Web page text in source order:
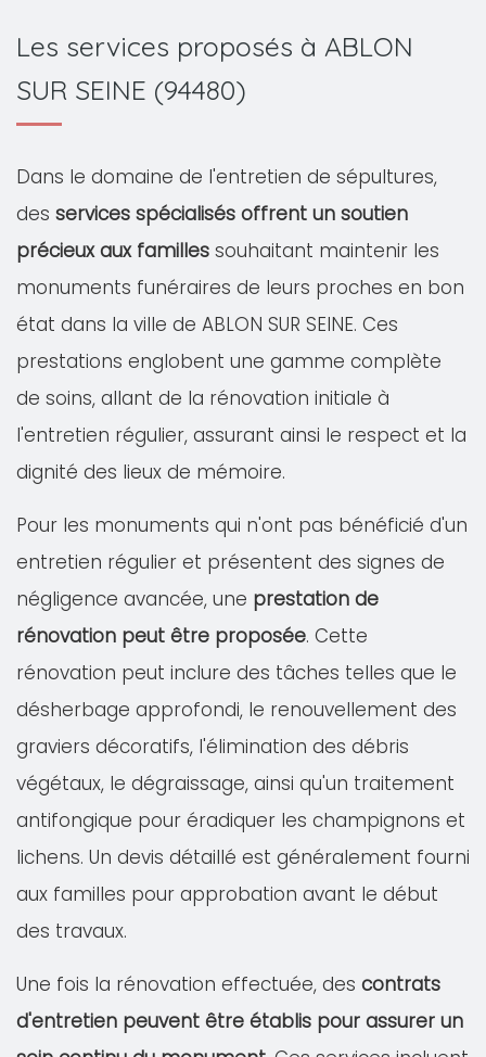
Les services proposés à ABLON
SUR SEINE (94480)
Dans le domaine de l'entretien de sépultures,
des services spécialisés offrent un soutien
précieux aux familles souhaitant maintenir les
monuments funéraires de leurs proches en bon
état dans la ville de ABLON SUR SEINE. Ces
prestations englobent une gamme complète
de soins, allant de la rénovation initiale à
l'entretien régulier, assurant ainsi le respect et la
dignité des lieux de mémoire.
Pour les monuments qui n'ont pas bénéficié d'un
entretien régulier et présentent des signes de
négligence avancée, une prestation de
rénovation peut être proposée. Cette
rénovation peut inclure des tâches telles que le
désherbage approfondi, le renouvellement des
graviers décoratifs, l'élimination des débris
végétaux, le dégraissage, ainsi qu'un traitement
antifongique pour éradiquer les champignons et
lichens. Un devis détaillé est généralement fourni
aux familles pour approbation avant le début
des travaux.
Une fois la rénovation effectuée, des contrats
d'entretien peuvent être établis pour assurer un